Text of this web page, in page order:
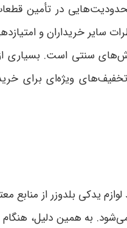
در تأمین
سایر خریداران و
سنتی است. بسیاری
ویژه‌ای برای
یدکی بلدوزر از منابع
به همین دلیل،